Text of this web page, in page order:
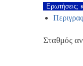
Ερωτήσεις;
Σταθμός